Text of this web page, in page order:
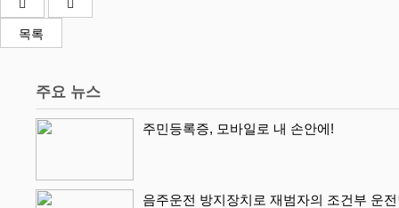
목록
주요 뉴스
주민등록증, 모바일로 내 손안에!
음주운전 방지장치로 재범자의 조건부 운